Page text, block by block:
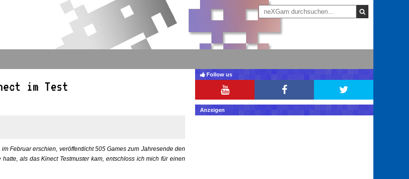
im Test
im Februar erschien, veröffentlicht 505 Games zum Jahresende den
als das Kinect Testmuster kam, entschloss ich mich für einen
Follow us
Anzeigen